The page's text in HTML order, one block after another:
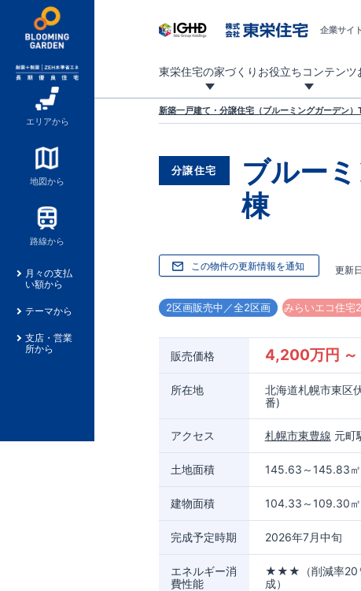
エリアから
地図から
路線から
月々の支払
い額から
テーマから
支店・営業
所から
企業サイト
東栄住宅の家づくり お役立ちコンテンツ
新築一戸建て・分譲住宅（ブルーミングガーデン）
分譲住宅 ブルー
棟
この物件の更新情報を通知 更新日
2区画販売中／全2区画 みらいエコ住宅
販売価格 4,200万円
所在地
北海道札幌市東区
番)
アクセス 札幌市東豊線 元町
土地面積 145.63～145.83㎡
建物面積 104.33～109.30㎡
完成予定時期 2026年7月中旬
エネルギー消
費性能
★★★（削減率20
成）